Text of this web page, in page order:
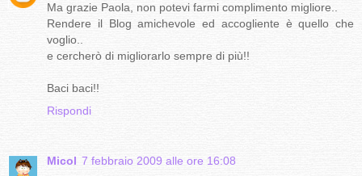
Ma grazie Paola, non potevi farmi complimento migliore..
Rendere il Blog amichevole ed accogliente è quello che
voglio..
e cercherò di migliorarlo sempre di più!!
Baci baci!!
Rispondi
Micol 7 febbraio 2009 alle ore 16:08